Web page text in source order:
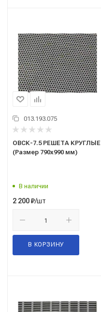
013.193.075
ОВСК-7.5 РЕШЕТА КРУГЛЫЕ
(Размер 790х990 мм)
В наличии
2 200₽/шт
В КОРЗИНУ